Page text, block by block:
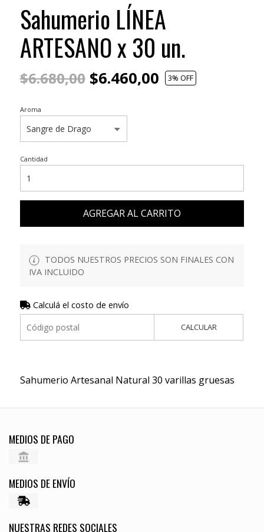
Sahumerio LÍNEA
ARTESANO x 30 un.
$6.680,00$6.460,00 3% OFF
Aroma
Cantidad
AGREGAR AL CARRITO
TODOS NUESTROS PRECIOS SON FINALES CON
IVA INCLUIDO
Calculá el costo de envío
CALCULAR
Sahumerio Artesanal Natural 30 varillas gruesas
MEDIOS DE PAGO
MEDIOS DE ENVÍO
NUESTRAS REDES SOCIALES